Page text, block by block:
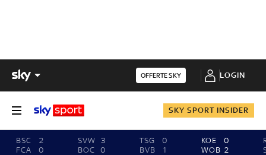
OFFERTE SKY LOGIN
SKY SPORT INSIDER
BSC
2
FCA
0
SVW
3
BOC
0
TSG
0
BVB
1
KOE
0
WOB 2